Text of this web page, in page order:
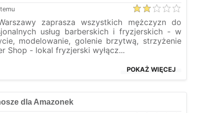
zaprasza wszystkich mężczyzn do
usług barberskich i fryzjerskich - w
modelowanie, golenie brzytwą, strzyżenie
Shop - lokal fryzjerski wyłącz...
POKAŻ WIĘCEJ
dla Amazonek